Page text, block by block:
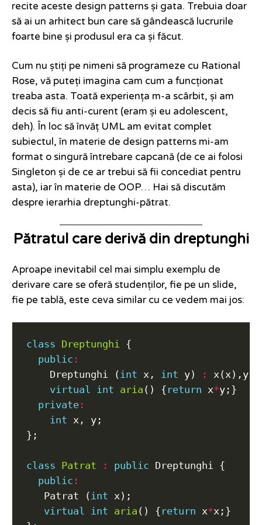
recite aceste design patterns și gata. Trebuia doar
să ai un arhitect bun care să gândească lucrurile
foarte bine și produsul era ca și făcut.
Cum nu știți pe nimeni să programeze cu Rational
Rose, vă puteți imagina cam cum a funcționat
treaba asta. Toată experiența m-a scârbit, și am
decis să fiu anti-curent (eram și eu adolescent,
deh). În loc să învăț UML am evitat complet
subiectul, în materie de design patterns mi-am
format o singură întrebare capcană (de ce ai folosi
Singleton și de ce ar trebui să fii concediat pentru
asta), iar în materie de OOP… Hai să discutăm
despre ierarhia dreptunghi-pătrat.
Pătratul care derivă din dreptunghi
Aproape inevitabil cel mai simplu exemplu de
derivare care se oferă studenților, fie pe un slide,
fie pe tablă, este ceva similar cu ce vedem mai jos:
class Dreptunghi
public :
    Dreptunghi (
int x, int y)
:
virtual int aria () { return x*
private :
int
class Patrat : public
public :
   Patrat (
int
virtual int aria () { return x*